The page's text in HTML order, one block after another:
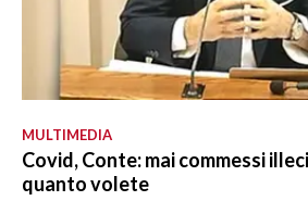
MULTIMEDIA
Covid, Conte: mai commessi
quanto volete